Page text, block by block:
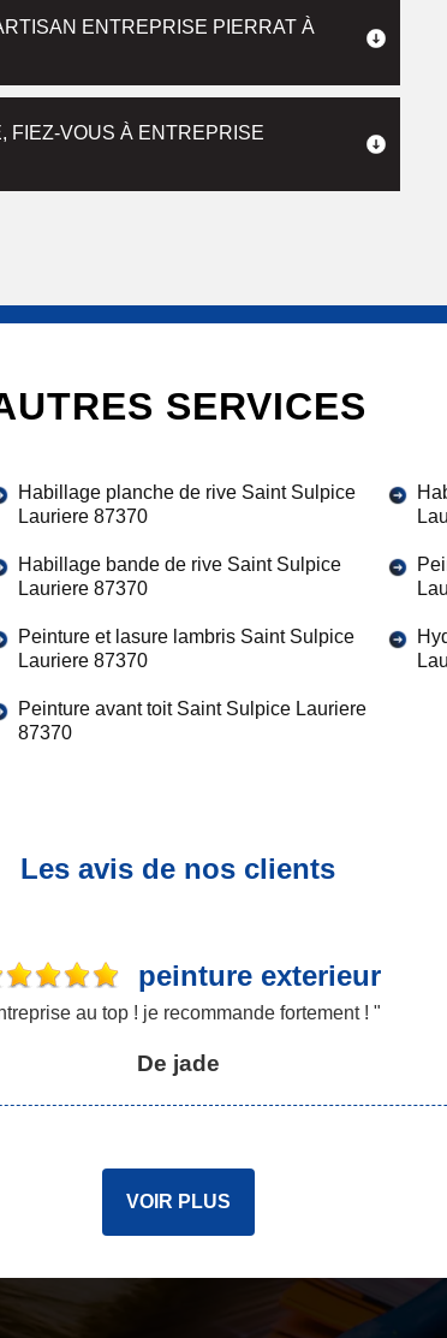
ENTREPRISE PIERRAT À
FIEZ-VOUS À ENTREPRISE
SERVICES
Habillage planche de rive Saint Sulpice
Lauriere 87370
Habillage bande de rive Saint Sulpice
Lauriere 87370
Peinture et lasure lambris Saint Sulpice
Lauriere 87370
Peinture avant toit Saint Sulpice Lauriere
87370
Les avis de nos clients
peinture exterieur
au top ! je recommande fortement ! "
De jade
VOIR PLUS